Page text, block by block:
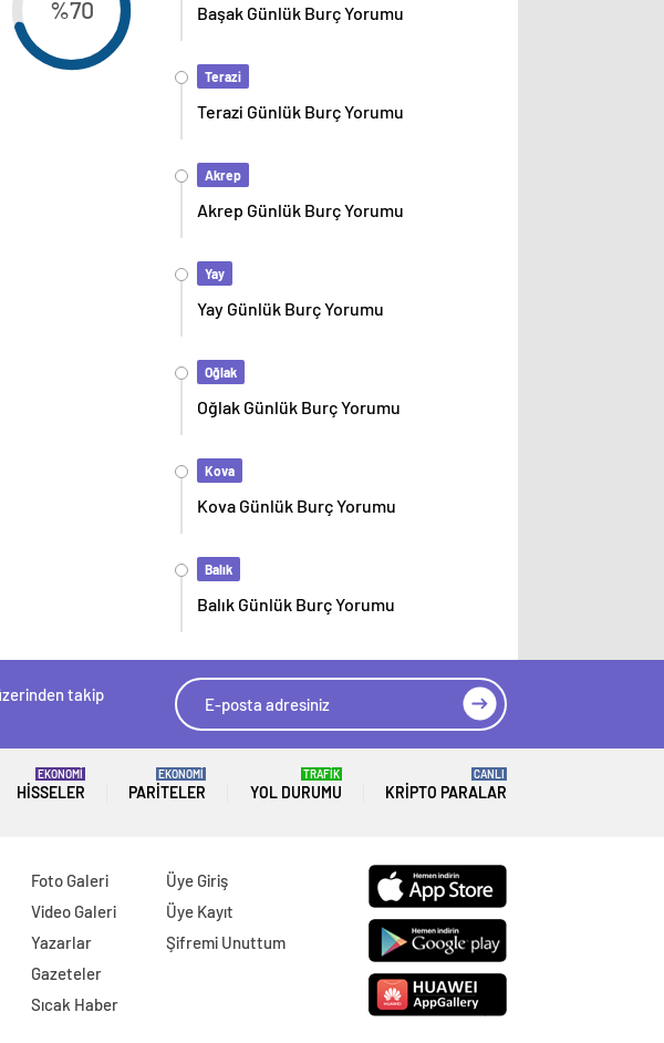
%70 Başak Günlük Burç Yorumu
Terazi
Terazi Günlük Burç Yorumu
Akrep
Akrep Günlük Burç Yorumu
Yay
Yay Günlük Burç Yorumu
Oğlak
Oğlak Günlük Burç Yorumu
Kova
Kova Günlük Burç Yorumu
Balık
Balık Günlük Burç Yorumu
takip
HISSELER
EKONOMİ
PARITELER
EKONOMİ
YOL DURUMU
TRAFİK
KRIPTO PARALAR
CANLI
Foto Galeri
Video Galeri
Yazarlar
Gazeteler
Sıcak Haber
Üye Giriş
Üye Kayıt
Şifremi Unuttum